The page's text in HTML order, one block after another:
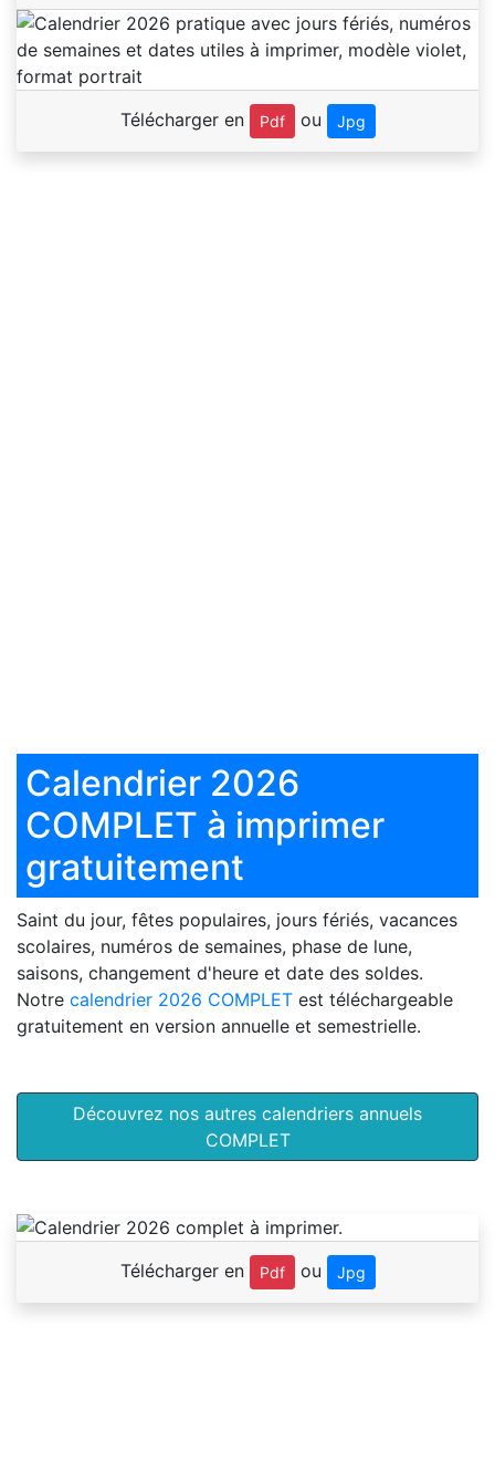
Télécharger en Pdf ou Jpg
Calendrier 2026
COMPLET à imprimer
gratuitement
Saint du jour, fêtes populaires, jours fériés, vacances
scolaires, numéros de semaines, phase de lune,
saisons, changement d'heure et date des soldes.
Notre calendrier 2026 COMPLET est téléchargeable
gratuitement en version annuelle et semestrielle.
Découvrez nos autres calendriers annuels
COMPLET
Télécharger en Pdf ou Jpg